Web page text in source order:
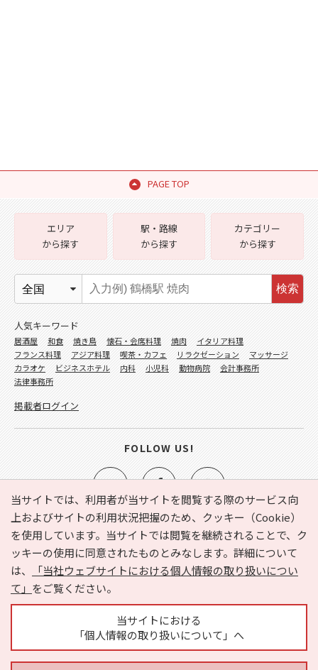
PAGE TOP
当サイトでは、利用者が当サイトを閲覧する際のサービス向
上およびサイトの利用状況把握のため、クッキー（Cookie）
を使用しています。当サイトでは閲覧を継続されることで、ク
ッキーの使用に同意されたものとみなします。詳細について
は、
「当社ウェブサイトにおける個人情報の取り扱いについ
て」 をご覧ください。
当サイトにおける
「個人情報の取り扱いについて」へ
e-NAVITA（イーナビタ）とは？ お気に入り
ヘルプ
利用規約
個人情報の取り扱いについて
運営会社
サイトマップ
広告掲載に関するお問い合わせ
エリア
から探す
駅・路線
から探す
カテゴリー
から探す
検索
人気キーワード
居酒屋 和食 焼き鳥 懐石・会席料理 焼肉
イタリア料理
フランス料理
アジア料理 喫茶・カフェ リラクゼーション
マッサージ
カラオケ
ビジネスホテル 内科 小児科 動物病院
会計事務所
法律事務所
掲載者ログイン
FOLLOW US!